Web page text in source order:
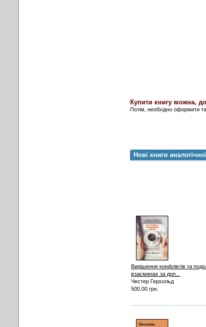
Купити книгу можна,
Потім, необхідно оформити
Нові книги
Вирішення конфліктів та
взаєминах за доп...
Честер Герхольд
500.00 грн.